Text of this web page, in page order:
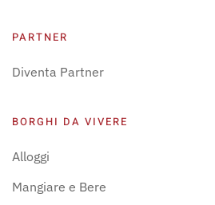
PARTNER
Diventa Partner
BORGHI DA VIVERE
Alloggi
Mangiare e Bere